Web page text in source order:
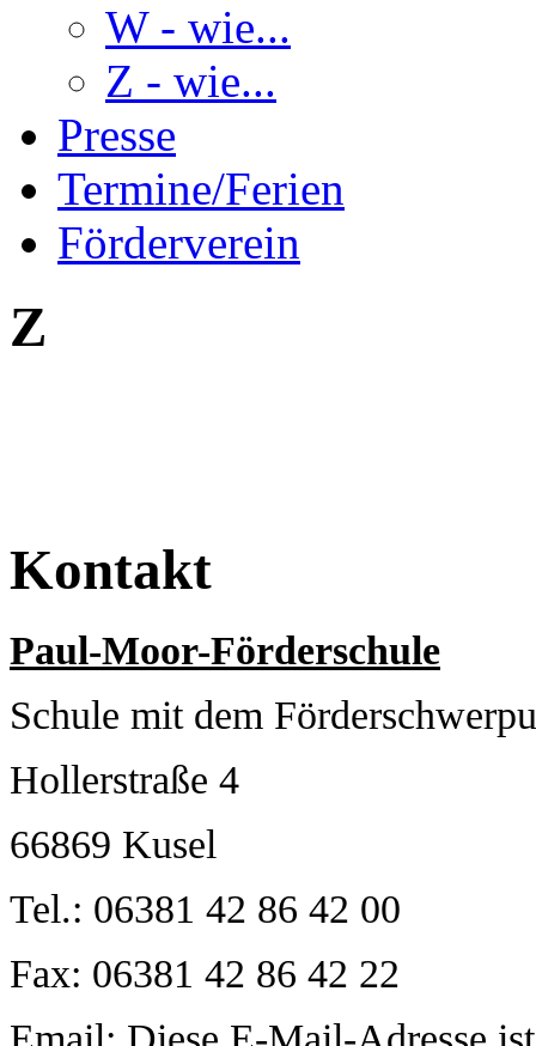
W - wie...
Z - wie...
Presse
Termine/Ferien
Förderverein
Z
Kontakt
Paul-Moor-Förderschule
Schule mit dem
Hollerstraße 4
66869 Kusel
Tel.: 06381 42 86 42 00
Fax: 06381 42 86 42 22